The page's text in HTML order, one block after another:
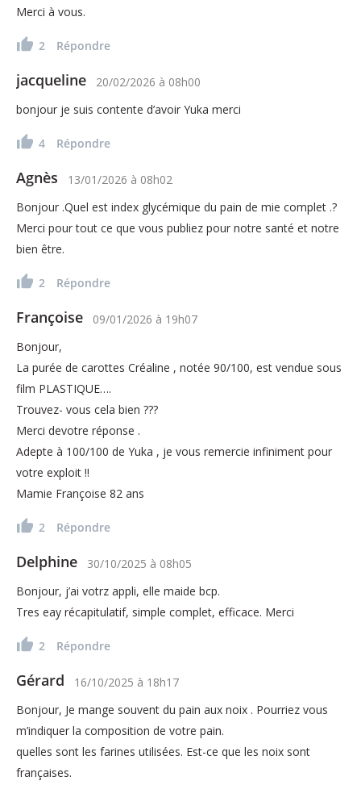
Merci à vous.
2 Répondre
jacqueline 20/02/2026 à 08h00
bonjour je suis contente d’avoir Yuka merci
4 Répondre
Agnès 13/01/2026 à 08h02
Bonjour .Quel est index glycémique du pain de mie complet .?
Merci pour tout ce que vous publiez pour notre santé et notre
bien être.
2 Répondre
Françoise 09/01/2026 à 19h07
Bonjour,
La purée de carottes Créaline , notée 90/100, est vendue sous
film PLASTIQUE….
Trouvez- vous cela bien ???
Merci devotre réponse .
Adepte à 100/100 de Yuka , je vous remercie infiniment pour
votre exploit !!
Mamie Françoise 82 ans
2 Répondre
Delphine 30/10/2025 à 08h05
Bonjour, j’ai votrz appli, elle maide bcp.
Tres eay récapitulatif, simple complet, efficace. Merci
2 Répondre
Gérard 16/10/2025 à 18h17
Bonjour, Je mange souvent du pain aux noix . Pourriez vous
m’indiquer la composition de votre pain.
quelles sont les farines utilisées. Est-ce que les noix sont
françaises.